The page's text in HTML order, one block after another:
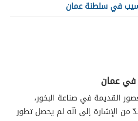
في سلطنة عمان
في عمان
القديمة في صناعة البخور،
من الإشارة إلى أنّه لم يحصل تطور